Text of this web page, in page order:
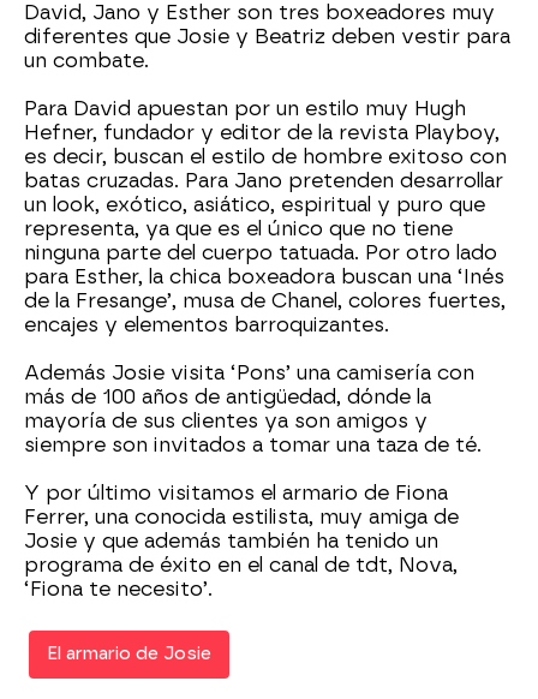
David, Jano y Esther son tres boxeadores muy
diferentes que Josie y Beatriz deben vestir para
un combate.
Para David apuestan por un estilo muy Hugh
Hefner, fundador y editor de la revista Playboy,
es decir, buscan el estilo de hombre exitoso con
batas cruzadas. Para Jano pretenden desarrollar
un look, exótico, asiático, espiritual y puro que
representa, ya que es el único que no tiene
ninguna parte del cuerpo tatuada. Por otro lado
para Esther, la chica boxeadora buscan una ‘Inés
de la Fresange’, musa de Chanel, colores fuertes,
encajes y elementos barroquizantes.
Además Josie visita ‘Pons’ una camisería con
más de 100 años de antigüedad, dónde la
mayoría de sus clientes ya son amigos y
siempre son invitados a tomar una taza de té.
Y por último visitamos el armario de Fiona
Ferrer, una conocida estilista, muy amiga de
Josie y que además también ha tenido un
programa de éxito en el canal de tdt, Nova,
‘Fiona te necesito’.
El armario de Josie